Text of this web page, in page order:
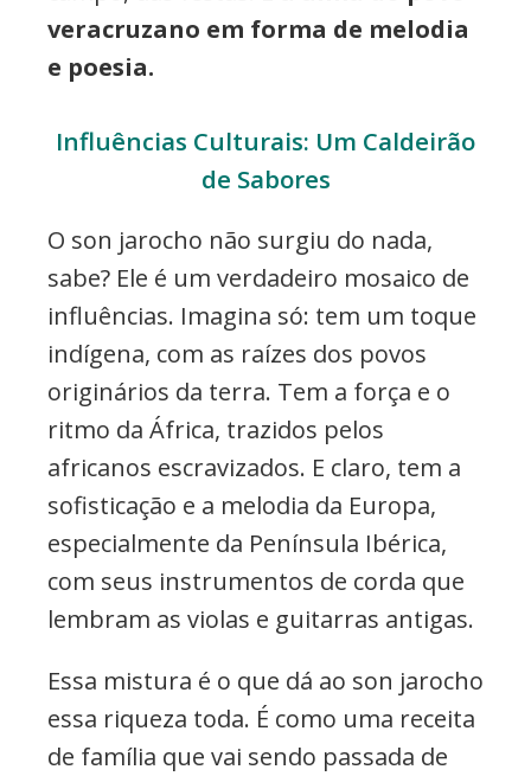
veracruzano em forma de melodia
e poesia.
Influências Culturais: Um Caldeirão
de Sabores
O son jarocho não surgiu do nada,
sabe? Ele é um verdadeiro mosaico de
influências. Imagina só: tem um toque
indígena, com as raízes dos povos
originários da terra. Tem a força e o
ritmo da África, trazidos pelos
africanos escravizados. E claro, tem a
sofisticação e a melodia da Europa,
especialmente da Península Ibérica,
com seus instrumentos de corda que
lembram as violas e guitarras antigas.
Essa mistura é o que dá ao son jarocho
essa riqueza toda. É como uma receita
de família que vai sendo passada de